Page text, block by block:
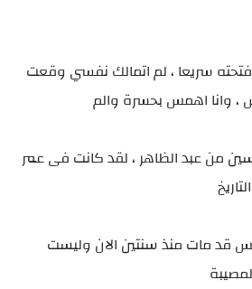
سريعا ، لم اتمالك نفسي وقعت
، وانا اهمس بحسرة والم
من عبد الظاهر ، لقد كانت فى عمر
قد مات منذ سنتين الان وليست